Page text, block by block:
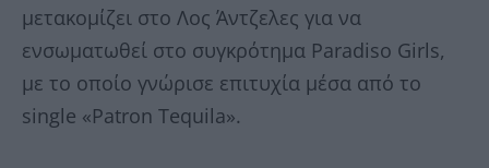
μετακομίζει στο Λος Άντζελες για να
ενσωματωθεί στο συγκρότημα Paradiso Girls,
με το οποίο γνώρισε επιτυχία μέσα από το
single «Patron Tequila».